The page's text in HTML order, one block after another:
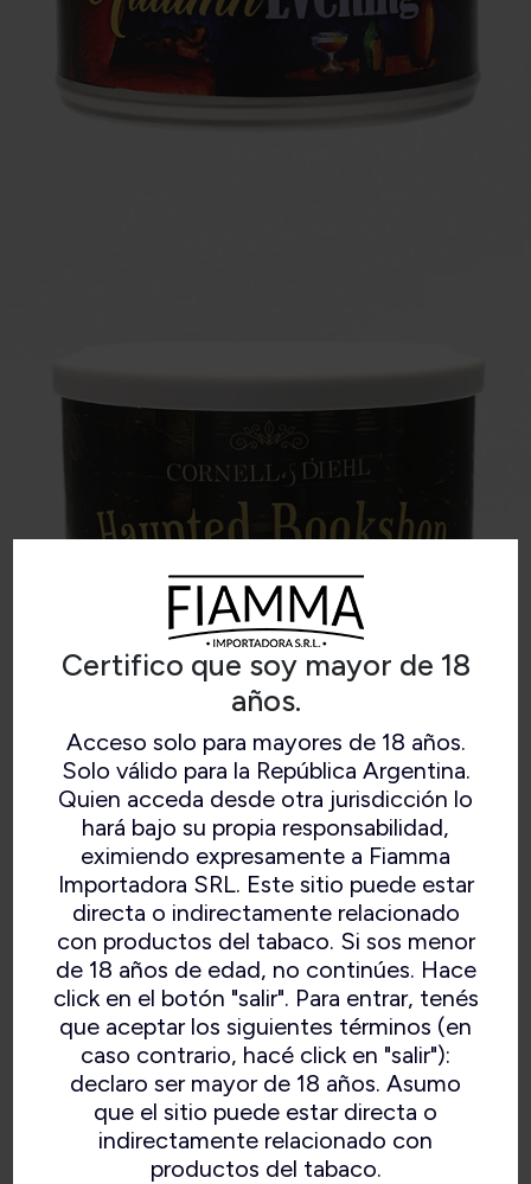
Certifico que soy mayor de 18
años.
Acceso solo para mayores de 18 años.
Solo válido para la República Argentina.
Quien acceda desde otra jurisdicción lo
hará bajo su propia responsabilidad,
eximiendo expresamente a Fiamma
Importadora SRL. Este sitio puede estar
directa o indirectamente relacionado
con productos del tabaco. Si sos menor
de 18 años de edad, no continúes. Hace
click en el botón "salir". Para entrar, tenés
que aceptar los siguientes términos (en
caso contrario, hacé click en "salir"):
declaro ser mayor de 18 años. Asumo
que el sitio puede estar directa o
indirectamente relacionado con
productos del tabaco.